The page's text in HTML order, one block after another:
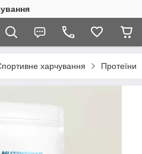
харчування Протеїни